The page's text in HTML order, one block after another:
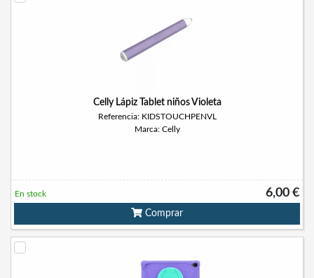
Celly Lápiz Tablet niños Violeta
Referencia: KIDSTOUCHPENVL
Marca: Celly
6,00 €
En stock
Comprar